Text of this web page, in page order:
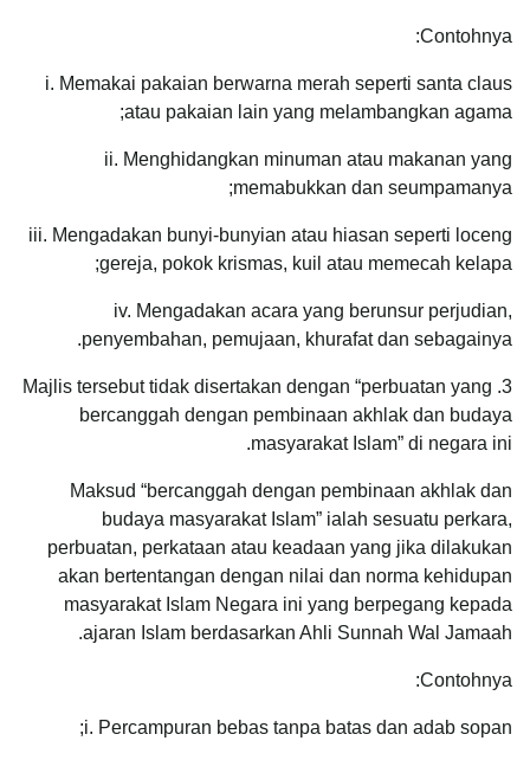
Contohnya:
i. Memakai pakaian berwarna merah seperti santa claus
atau pakaian lain yang melambangkan agama;
ii. Menghidangkan minuman atau makanan yang
memabukkan dan seumpamanya;
iii. Mengadakan bunyi-bunyian atau hiasan seperti loceng
gereja, pokok krismas, kuil atau memecah kelapa;
iv. Mengadakan acara yang berunsur perjudian,
penyembahan, pemujaan, khurafat dan sebagainya.
3. Majlis tersebut tidak disertakan dengan “perbuatan yang
bercanggah dengan pembinaan akhlak dan budaya
masyarakat Islam” di negara ini.
Maksud “bercanggah dengan pembinaan akhlak dan
budaya masyarakat Islam” ialah sesuatu perkara,
perbuatan, perkataan atau keadaan yang jika dilakukan
akan bertentangan dengan nilai dan norma kehidupan
masyarakat Islam Negara ini yang berpegang kepada
ajaran Islam berdasarkan Ahli Sunnah Wal Jamaah.
Contohnya:
i. Percampuran bebas tanpa batas dan adab sopan;